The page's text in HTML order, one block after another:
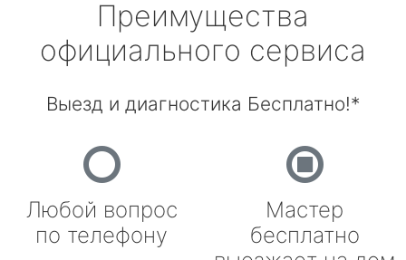
Преимущества
официального сервиса
Выезд и диагностика Бесплатно!*
Любой вопрос
по телефону
Мастер
бесплатно